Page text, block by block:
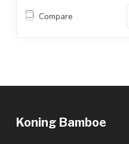
Compare
Koning Bamboe